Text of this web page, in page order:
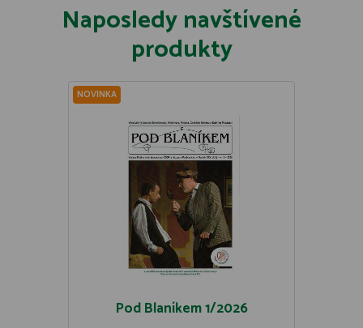
Naposledy navštívené
produkty
NOVINKA
Pod Blaníkem 1/2026